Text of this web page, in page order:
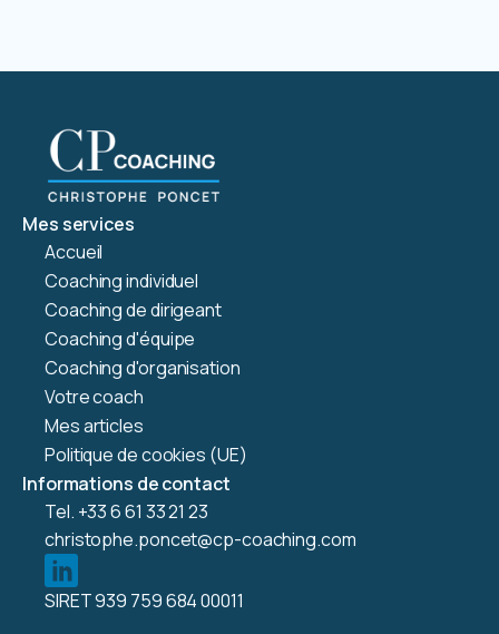
Mes services
Accueil
Coaching individuel
Coaching de dirigeant
Coaching d'équipe
Coaching d'organisation
Votre coach
Mes articles
Politique de cookies (UE)
Informations de contact
Tel. +33 6 61 33 21 23
christophe.poncet@cp-coaching.com
SIRET 939 759 684 00011